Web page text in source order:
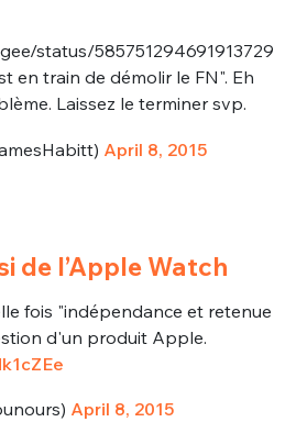
status/585751294691913729
en train de démolir le FN". Eh
Laissez le terminer svp.
April 8, 2015
de l’Apple Watch
fois "indépendance et retenue
d'un produit Apple.
April 8, 2015